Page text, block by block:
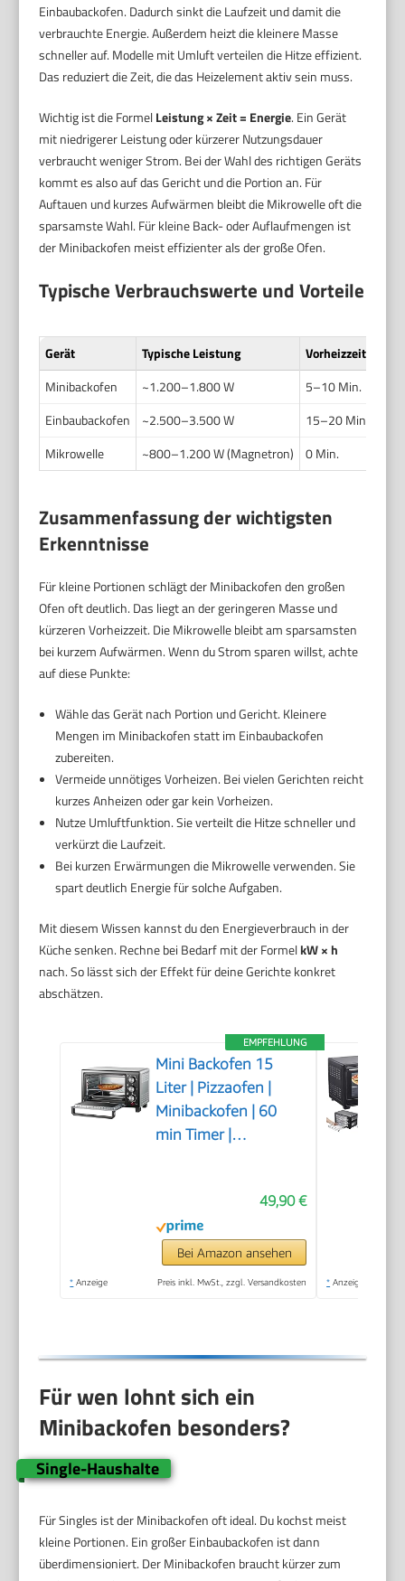
Einbaubackofen. Dadurch sinkt die Laufzeit und damit die
verbrauchte Energie. Außerdem heizt die kleinere Masse
schneller auf. Modelle mit Umluft verteilen die Hitze effizient.
Das reduziert die Zeit, die das Heizelement aktiv sein muss.
Wichtig ist die FormelLeistung × Zeit = Energie. Ein Gerät
mit niedrigerer Leistung oder kürzerer Nutzungsdauer
verbraucht weniger Strom. Bei der Wahl des richtigen Geräts
kommt es also auf das Gericht und die Portion an. Für
Auftauen und kurzes Aufwärmen bleibt die Mikrowelle oft die
sparsamste Wahl. Für kleine Back- oder Auflaufmengen ist
der Minibackofen meist effizienter als der große Ofen.
Typische Verbrauchswerte und Vorteile
Gerät Typische Leistung Vorheizzeit
Minibackofen
~1.200–1.800 W 5–10 Min.
Einbaubackofen
~2.500–3.500 W 15–20 Min.
Mikrowelle
~800–1.200 W (Magnetron) 0 Min.
Zusammenfassung der wichtigsten
Erkenntnisse
Für kleine Portionen schlägt der Minibackofen den großen
Ofen oft deutlich. Das liegt an der geringeren Masse und
kürzeren Vorheizzeit. Die Mikrowelle bleibt am sparsamsten
bei kurzem Aufwärmen. Wenn du Strom sparen willst, achte
auf diese Punkte:
Wähle das Gerät nach Portion und Gericht. Kleinere
Mengen im Minibackofen statt im Einbaubackofen
zubereiten.
Vermeide unnötiges Vorheizen. Bei vielen Gerichten reicht
kurzes Anheizen oder gar kein Vorheizen.
Nutze Umluftfunktion. Sie verteilt die Hitze schneller und
verkürzt die Laufzeit.
Bei kurzen Erwärmungen die Mikrowelle verwenden. Sie
spart deutlich Energie für solche Aufgaben.
Mit diesem Wissen kannst du den Energieverbrauch in der
Küche senken. Rechne bei Bedarf mit der FormelkW × h
nach. So lässt sich der Effekt für deine Gerichte konkret
abschätzen.
EMPFEHLUNG
Mini Backofen 15
Liter | Pizzaofen |
Minibackofen | 60
min Timer |
Krümelblech | Mini
Oven | Camping Ofen
| Kleiner Backofen |
Energiesparend
49,90 €
Bei Amazon ansehen
* Anzeige Preis inkl. MwSt., zzgl. Versandkosten * Anzeige
Für wen lohnt sich ein
Minibackofen besonders?
Single-Haushalte
Für Singles ist der Minibackofen oft ideal. Du kochst meist
kleine Portionen. Ein großer Einbaubackofen ist dann
überdimensioniert. Der Minibackofen braucht kürzer zum